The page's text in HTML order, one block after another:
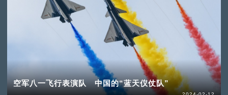
空军八一飞行表演队 中国的“蓝天仪仗队”